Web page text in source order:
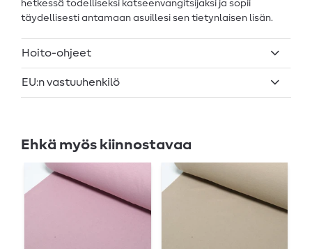
hetkessä todelliseksi katseenvangitsijaksi ja sopii
täydellisesti antamaan asuillesi sen tietynlaisen lisän.
Hoito-ohjeet
EU:n vastuuhenkilö
Ehkä myös kiinnostavaa